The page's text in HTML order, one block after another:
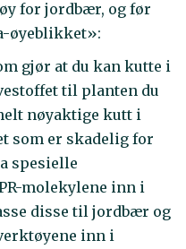
for jordbær, og før
øyeblikket»:
gjør at du kan kutte i
til planten du
nøyaktige kutt i
som er skadelig for
spesielle
molekylene inn i
disse til jordbær og
inn i